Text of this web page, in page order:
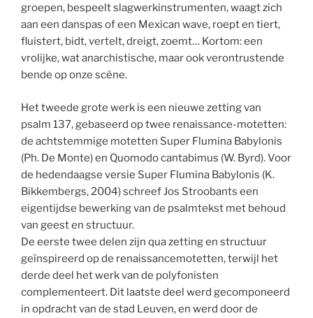
groepen, bespeelt slagwerkinstrumenten, waagt zich
aan een danspas of een Mexican wave, roept en tiert,
fluistert, bidt, vertelt, dreigt, zoemt… Kortom: een
vrolijke, wat anarchistische, maar ook verontrustende
bende op onze scène.
Het tweede grote werk is een nieuwe zetting van
psalm 137, gebaseerd op twee renaissance-motetten:
de achtstemmige motetten Super Flumina Babylonis
(Ph. De Monte) en Quomodo cantabimus (W. Byrd). Voor
de hedendaagse versie Super Flumina Babylonis (K.
Bikkembergs, 2004) schreef Jos Stroobants een
eigentijdse bewerking van de psalmtekst met behoud
van geest en structuur.
De eerste twee delen zijn qua zetting en structuur
geïnspireerd op de renaissancemotetten, terwijl het
derde deel het werk van de polyfonisten
complementeert. Dit laatste deel werd gecomponeerd
in opdracht van de stad Leuven, en werd door de